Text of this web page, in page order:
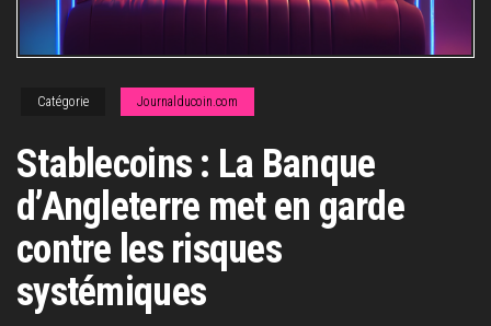
Catégorie Journalducoin.com
Stablecoins : La Banque
d’Angleterre met en garde
contre les risques
systémiques